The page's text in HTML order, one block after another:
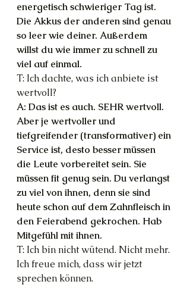
energetisch schwieriger Tag ist.
Die Akkus der anderen sind genau
so leer wie deiner. Außerdem
willst du wie immer zu schnell zu
viel auf einmal.
T: Ich dachte, was ich anbiete ist
wertvoll?
A: Das ist es auch. SEHR wertvoll.
Aber je wertvoller und
tiefgreifender (transformativer) ein
Service ist, desto besser müssen
die Leute vorbereitet sein. Sie
müssen fit genug sein. Du verlangst
zu viel von ihnen, denn sie sind
heute schon auf dem Zahnfleisch in
den Feierabend gekrochen. Hab
Mitgefühl mit ihnen.
T: Ich bin nicht wütend. Nicht mehr.
Ich freue mich, dass wir jetzt
sprechen können.